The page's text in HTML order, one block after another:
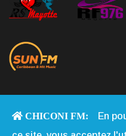
Copyright © 2013 - 2026
CHICONI FM:
En